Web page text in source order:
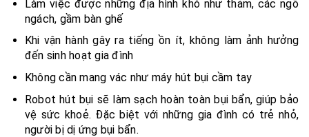
Làm việc được những địa hình khó như thảm, các ngõ
ngách, gầm bàn ghế
Khi vận hành gây ra tiếng ồn ít, không làm ảnh hưởng
đến sinh hoạt gia đình
Không cần mang vác như máy hút bụi cầm tay
Robot hút bụi sẽ làm sạch hoàn toàn bụi bẩn, giúp bảo
vệ sức khoẻ. Đặc biệt với những gia đình có trẻ nhỏ,
người bị dị ứng bụi bẩn.